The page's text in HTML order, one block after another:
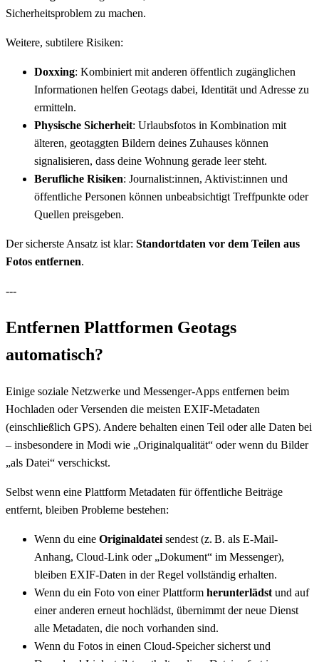
Sicherheitsproblem zu machen.
Weitere, subtilere Risiken:
Doxxing: Kombiniert mit anderen öffentlich zugänglichen
Informationen helfen Geotags dabei, Identität und Adresse zu
ermitteln.
Physische Sicherheit: Urlaubsfotos in Kombination mit
älteren, geotaggten Bildern deines Zuhauses können
signalisieren, dass deine Wohnung gerade leer steht.
Berufliche Risiken: Journalist:innen, Aktivist:innen und
öffentliche Personen können unbeabsichtigt Treffpunkte oder
Quellen preisgeben.
Der sicherste Ansatz ist klar: Standortdaten vor dem Teilen aus
Fotos entfernen.
---
Entfernen Plattformen Geotags
automatisch?
Einige soziale Netzwerke und Messenger-Apps entfernen beim
Hochladen oder Versenden die meisten EXIF-Metadaten
(einschließlich GPS). Andere behalten einen Teil oder alle Daten bei
– insbesondere in Modi wie „Originalqualität“ oder wenn du Bilder
„als Datei“ verschickst.
Selbst wenn eine Plattform Metadaten für öffentliche Beiträge
entfernt, bleiben Probleme bestehen:
Wenn du eine Originaldatei sendest (z. B. als E-Mail-
Anhang, Cloud-Link oder „Dokument“ im Messenger),
bleiben EXIF-Daten in der Regel vollständig erhalten.
Wenn du ein Foto von einer Plattform herunterlädst und auf
einer anderen erneut hochlädst, übernimmt der neue Dienst
alle Metadaten, die noch vorhanden sind.
Wenn du Fotos in einen Cloud-Speicher sicherst und